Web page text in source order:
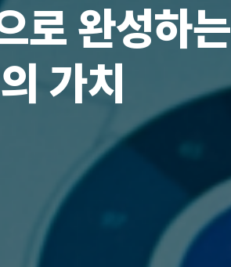
로 완성하는
가치